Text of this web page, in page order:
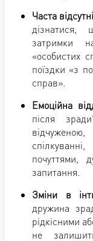
Часта
дізнатися,
затримки
«особистих
поїздки «з
справ».
Емоційна
після
почуттями,
запитання.
Зміни в
дружина
рідкісними
не